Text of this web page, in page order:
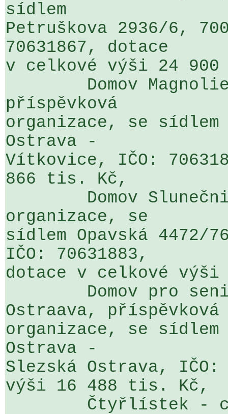
sídlem
Petruškova 2936/6,
70631867, dotace
v celkové výši 24
příspěvková
organizace, se
Ostrava -
Vítkovice, IČO:
866 tis. Kč,
organizace, se
sídlem Opavská 4472/
IČO: 70631883,
dotace v celkové
Ostraava,
organizace, se sídlem
Ostrava -
Slezská Ostrava,
výši 16 488 tis. Kč,